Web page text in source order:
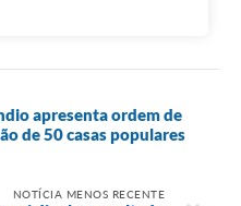
apresenta ordem de
de 50 casas populares
NOTÍCIA MENOS RECENTE